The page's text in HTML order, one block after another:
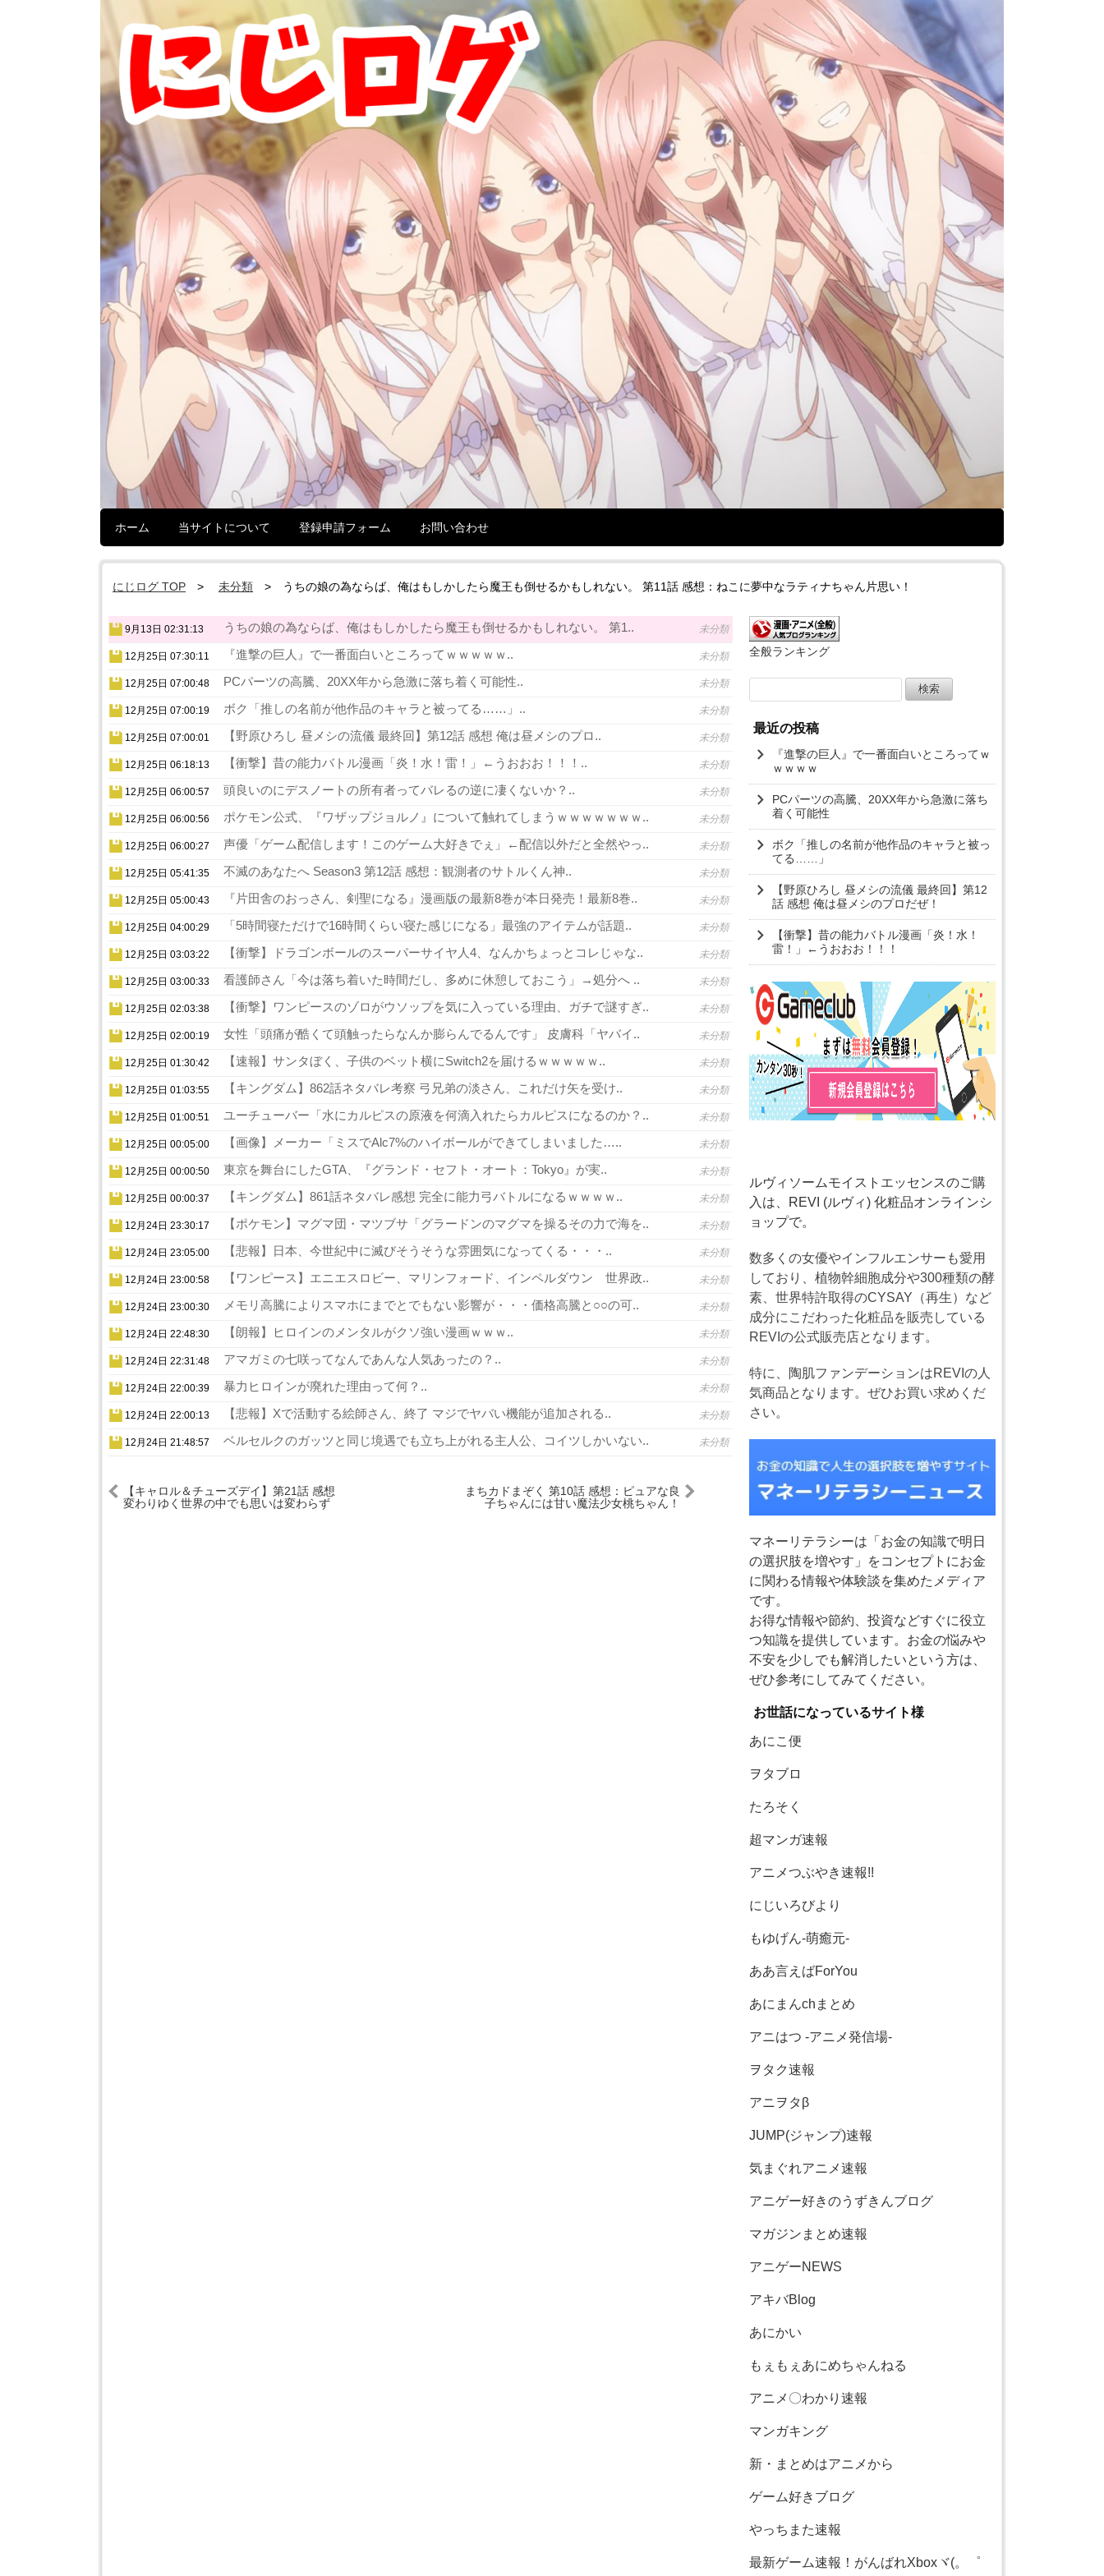
ホーム 当サイトについて 登録申請フォーム お問い合わせ
にじログ TOP 未分類 うちの娘の為ならば、俺はもしかしたら魔王も倒せるかもしれない。 第11話 感想：ねこに夢中なラティナちゃん片思い！
9月13日 02:31:13 うちの娘の為ならば、俺はもしかしたら魔王も倒せるかもしれない。 第1.. 未分類
12月25日 07:30:11 『進撃の巨人』で一番面白いところってｗｗｗｗｗ.. 未分類
12月25日 07:00:48 PCパーツの高騰、20XX年から急激に落ち着く可能性.. 未分類
12月25日 07:00:19 ボク「推しの名前が他作品のキャラと被ってる……」.. 未分類
12月25日 07:00:01 【野原ひろし 昼メシの流儀 最終回】第12話 感想 俺は昼メシのプロ.. 未分類
12月25日 06:18:13 【衝撃】昔の能力バトル漫画「炎！水！雷！」←うおおお！！！.. 未分類
12月25日 06:00:57 頭良いのにデスノートの所有者ってバレるの逆に凄くないか？.. 未分類
12月25日 06:00:56 ポケモン公式、『ワザップジョルノ』について触れてしまうｗｗｗｗｗｗｗ.. 未分類
12月25日 06:00:27 声優「ゲーム配信します！このゲーム大好きでぇ」←配信以外だと全然やっ.. 未分類
12月25日 05:41:35 不滅のあなたへ Season3 第12話 感想：観測者のサトルくん神.. 未分類
12月25日 05:00:43 『片田舎のおっさん、剣聖になる』漫画版の最新8巻が本日発売！最新8巻.. 未分類
12月25日 04:00:29 「5時間寝ただけで16時間くらい寝た感じになる」最強のアイテムが話題.. 未分類
12月25日 03:03:22 【衝撃】ドラゴンボールのスーパーサイヤ人4、なんかちょっとコレじゃな.. 未分類
12月25日 03:00:33 看護師さん「今は落ち着いた時間だし、多めに休憩しておこう」→処分へ .. 未分類
12月25日 02:03:38 【衝撃】ワンピースのゾロがウソップを気に入っている理由、ガチで謎すぎ.. 未分類
12月25日 02:00:19 女性「頭痛が酷くて頭触ったらなんか膨らんでるんです」 皮膚科「ヤバイ.. 未分類
12月25日 01:30:42 【速報】サンタぼく、子供のベット横にSwitch2を届けるｗｗｗｗｗ.. 未分類
12月25日 01:03:55 【キングダム】862話ネタバレ考察 弓兄弟の淡さん、これだけ矢を受け.. 未分類
12月25日 01:00:51 ユーチューバー「水にカルピスの原液を何滴入れたらカルピスになるのか？.. 未分類
12月25日 00:05:00 【画像】メーカー「ミスでAlc7%のハイボールができてしまいました….. 未分類
12月25日 00:00:50 東京を舞台にしたGTA、『グランド・セフト・オート：Tokyo』が実.. 未分類
12月25日 00:00:37 【キングダム】861話ネタバレ感想 完全に能力弓バトルになるｗｗｗｗ.. 未分類
12月24日 23:30:17 【ポケモン】マグマ団・マツブサ「グラードンのマグマを操るその力で海を.. 未分類
12月24日 23:05:00 【悲報】日本、今世紀中に滅びそうそうな雰囲気になってくる・・・.. 未分類
12月24日 23:00:58 【ワンピース】エニエスロビー、マリンフォード、インペルダウン 世界政.. 未分類
12月24日 23:00:30 メモリ高騰によりスマホにまでとでもない影響が・・・価格高騰と○○の可.. 未分類
12月24日 22:48:30 【朗報】ヒロインのメンタルがクソ強い漫画ｗｗｗ.. 未分類
12月24日 22:31:48 アマガミの七咲ってなんであんな人気あったの？.. 未分類
12月24日 22:00:39 暴力ヒロインが廃れた理由って何？.. 未分類
12月24日 22:00:13 【悲報】Xで活動する絵師さん、終了 マジでヤバい機能が追加される.. 未分類
12月24日 21:48:57 ベルセルクのガッツと同じ境遇でも立ち上がれる主人公、コイツしかいない.. 未分類
【キャロル＆チューズデイ】第21話 感想
変わりゆく世界の中でも思いは変わらず
まちカドまぞく 第10話 感想：ピュアな良
子ちゃんには甘い魔法少女桃ちゃん！
全般ランキング
索:
最近の投稿
『進撃の巨人』で一番面白いところってｗ
ｗｗｗｗ
PCパーツの高騰、20XX年から急激に落ち
着く可能性
ボク「推しの名前が他作品のキャラと被っ
てる……」
【野原ひろし 昼メシの流儀 最終回】第12
話 感想 俺は昼メシのプロだぜ！
【衝撃】昔の能力バトル漫画「炎！水！
雷！」←うおおお！！！
ルヴィソームモイストエッセンスのご購
入は、REVI (ルヴィ) 化粧品オンラインシ
ョップで。
数多くの女優やインフルエンサーも愛用
しており、植物幹細胞成分や300種類の酵
素、世界特許取得のCYSAY（再生）など
成分にこだわった化粧品を販売している
REVIの公式販売店となります。
特に、陶肌ファンデーションはREVIの人
気商品となります。ぜひお買い求めくだ
さい。
マネーリテラシーは「お金の知識で明日
の選択肢を増やす」をコンセプトにお金
に関わる情報や体験談を集めたメディア
です。
お得な情報や節約、投資などすぐに役立
つ知識を提供しています。お金の悩みや
不安を少しでも解消したいという方は、
ぜひ参考にしてみてください。
お世話になっているサイト様
あにこ便
ヲタブロ
たろそく
超マンガ速報
アニメつぶやき速報!!
にじいろびより
もゆげん-萌癒元-
ああ言えばForYou
あにまんchまとめ
アニはつ -アニメ発信場-
ヲタク速報
アニヲタβ
JUMP(ジャンプ)速報
気まぐれアニメ速報
アニゲー好きのうずきんブログ
マガジンまとめ速報
アニゲーNEWS
アキバBlog
あにかい
もぇもぇあにめちゃんねる
アニメ〇わかり速報
マンガキング
新・まとめはアニメから
ゲーム好きブログ
やっちまた速報
最新ゲーム速報！がんばれXboxヾ(。゜